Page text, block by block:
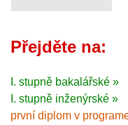
Přejděte na:
I. stupně bakalářské »
I. stupně inženýrské »
první diplom v